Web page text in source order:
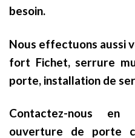
besoin.
Nous effectuons aussi
fort Fichet, serrure
porte, installation de
Contactez-nous
ouverture de porte